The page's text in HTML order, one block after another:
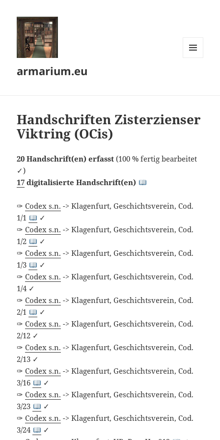
armarium.eu
Handschriften Zisterzienser
Viktring (OCis)
20 Handschrift(en) erfasst (100 % fertig bearbeitet
✓)
17 digitalisierte Handschrift(en)
✑Codex s.n. -> Klagenfurt, Geschichtsverein, Cod.
1/1
✓
✑Codex s.n. -> Klagenfurt, Geschichtsverein, Cod.
1/2
✓
✑Codex s.n. -> Klagenfurt, Geschichtsverein, Cod.
1/3
✓
✑Codex s.n. -> Klagenfurt, Geschichtsverein, Cod.
1/4 ✓
✑Codex s.n. -> Klagenfurt, Geschichtsverein, Cod.
2/1
✓
✑Codex s.n. -> Klagenfurt, Geschichtsverein, Cod.
2/12 ✓
✑Codex s.n. -> Klagenfurt, Geschichtsverein, Cod.
2/13 ✓
✑Codex s.n. -> Klagenfurt, Geschichtsverein, Cod.
3/16
✓
✑Codex s.n. -> Klagenfurt, Geschichtsverein, Cod.
3/23
✓
✑Codex s.n. -> Klagenfurt, Geschichtsverein, Cod.
3/24
✓